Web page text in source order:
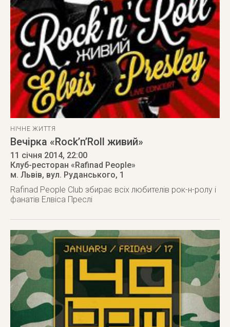
НІЧНЕ ЖИТТЯ
Вечірка «Rock’n’Roll живий»
11 січня 2014, 22:00
Клуб-ресторан «Rafinad People»
м. Львів, вул. Руданського, 1
Rafinad People Club збирає всіх любителів рок-н-ролу і
фанатів Елвіса Преслі